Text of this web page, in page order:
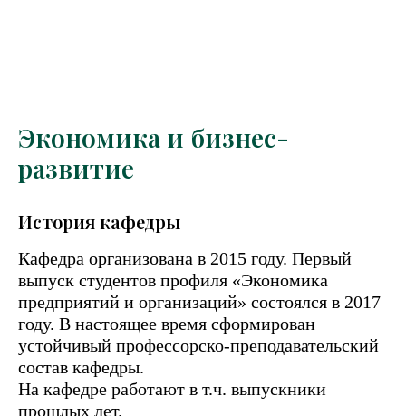
Экономика и бизнес-
развитие
История кафедры
Кафедра организована в 2015 году. Первый
выпуск студентов профиля «Экономика
предприятий и организаций» состоялся в 2017
году. В настоящее время сформирован
устойчивый профессорско-преподавательский
состав кафедры.
На кафедре работают в т.ч. выпускники
прошлых лет.